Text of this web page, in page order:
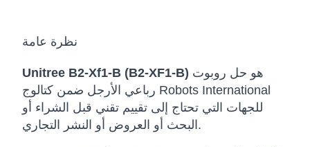
نظرة عامة
Unitree B2-Xf1-B (B2-XF1-B)
رباعي الأرجل ضمن كتالوج Robots International
للجهات التي تحتاج إلى تقييم تقني قبل الشراء أو
البحث أو العروض أو النشر التجاري.